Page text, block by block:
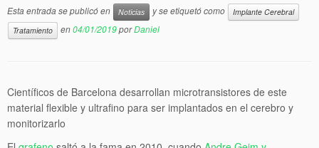
Esta entrada se publicó en Noticias y se etiquetó como
Implante Cerebral
Tratamiento
en04/01/2019porDaniel
Científicos de Barcelona desarrollan microtransistores de este
material flexible y ultrafino para ser implantados en el cerebro y
monitorizarlo